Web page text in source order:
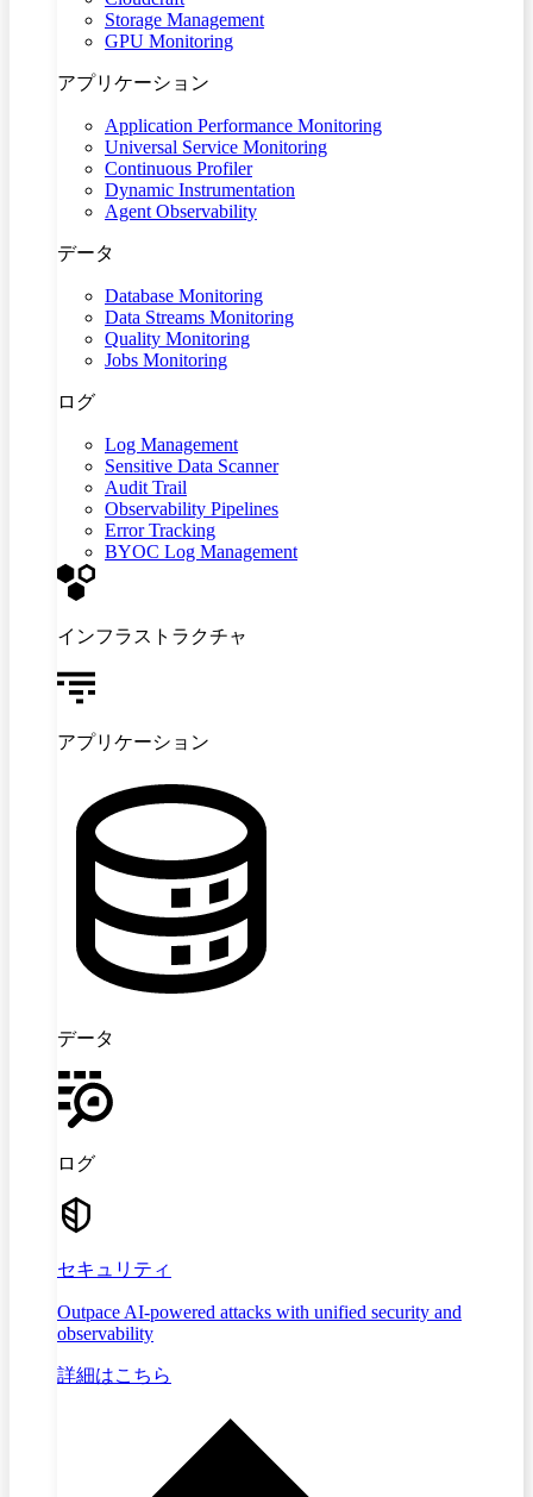
Storage Management
GPU Monitoring
アプリケーション
Application Performance Monitoring
Universal Service Monitoring
Continuous Profiler
Dynamic Instrumentation
Agent Observability
データ
Database Monitoring
Data Streams Monitoring
Quality Monitoring
Jobs Monitoring
ログ
Log Management
Sensitive Data Scanner
Audit Trail
Observability Pipelines
Error Tracking
BYOC Log Management
インフラストラクチャ
アプリケーション
データ
ログ
セキュリティ
Outpace AI-powered attacks with unified security and
observability
詳細はこちら